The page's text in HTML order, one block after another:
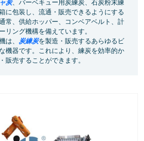
炭、バーベキュー用炭練炭、石炭粉末練
に包装し、流通・販売できるようにする
常、供給ホッパー、コンベアベルト、計
リング機構を備えています。
は、 炭練炭を製造・販売するあらゆるビ
機器です。これにより、練炭を効率的か
販売することができます。